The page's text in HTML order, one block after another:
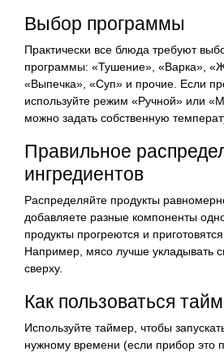
Выбор программы
Практически все блюда требуют
программы: «Тушение», «Варка»,
«Выпечка», «Суп» и прочие. Если
используйте режим «Ручной» или
можно задать собственную
Правильное
ингредиентов
Распределяйте продукты
добавляете разные компоненты
продукты прогреются и
Например, мясо лучше укладывать
сверху.
Как пользоваться
Используйте таймер, чтобы
нужному времени (если прибор это